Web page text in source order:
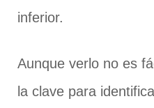
inferior.
Aunque verlo no es
la clave para